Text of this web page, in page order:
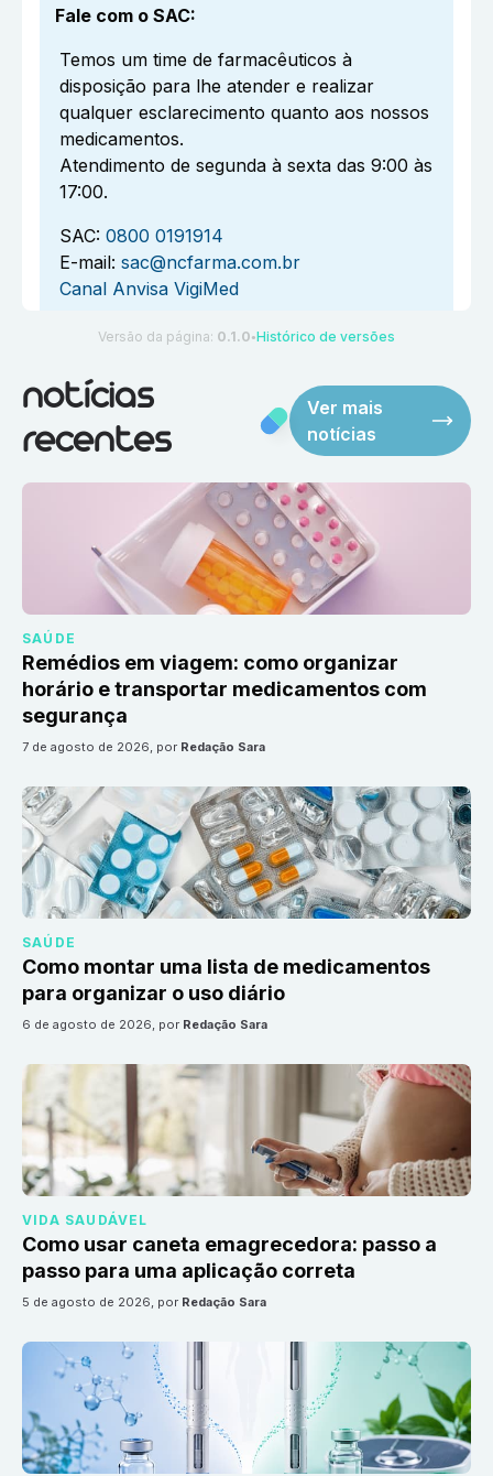
Fale com o SAC:
Temos um time de farmacêuticos à
disposição para lhe atender e realizar
qualquer esclarecimento quanto aos nossos
medicamentos.
Atendimento de segunda à sexta das 9:00 às
17:00.
SAC: 0800 0191914
E-mail: sac@ncfarma.com.br
Canal Anvisa VigiMed
Versão da página: 0.1.0 ●Histórico de versões
notícias
recentes
Ver mais
notícias
SAÚDE
Remédios em viagem: como organizar
horário e transportar medicamentos com
segurança
7 de agosto de 2026, por Redação Sara
SAÚDE
Como montar uma lista de medicamentos
para organizar o uso diário
6 de agosto de 2026, por Redação Sara
VIDA SAUDÁVEL
Como usar caneta emagrecedora: passo a
passo para uma aplicação correta
5 de agosto de 2026, por Redação Sara